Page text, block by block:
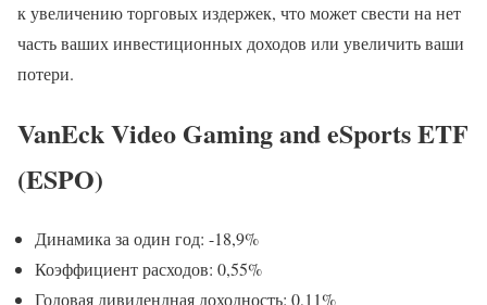
к увеличению торговых издержек, что может свести на нет
часть ваших инвестиционных доходов или увеличить ваши
потери.
VanEck Video Gaming and eSports ETF
(ESPO)
Динамика за один год: -18,9%
Коэффициент расходов: 0,55%
Годовая дивидендная доходность: 0,11%